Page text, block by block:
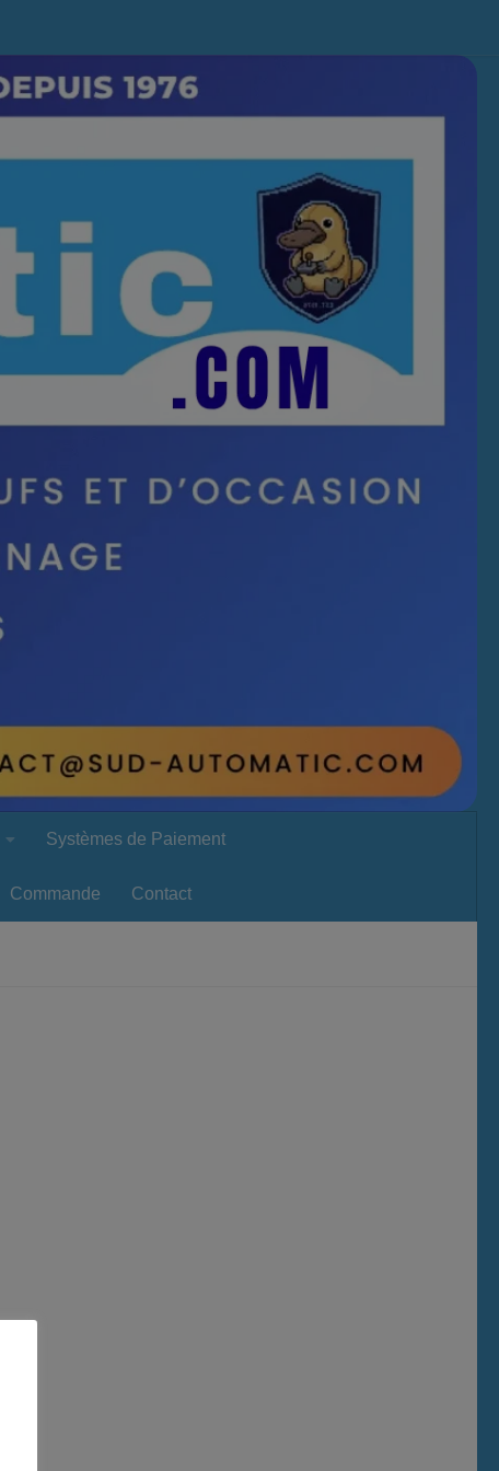
Systèmes de Paiement
Commande Contact